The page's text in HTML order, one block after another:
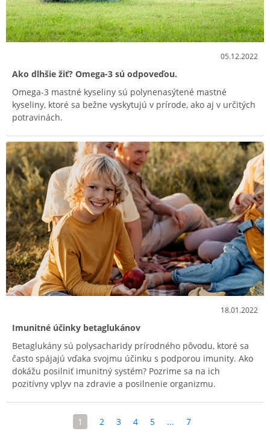
05.12.2022
Ako dlhšie žiť? Omega-3 sú odpoveďou.
Omega-3 mastné kyseliny sú polynenasýtené mastné
kyseliny, ktoré sa bežne vyskytujú v prírode, ako aj v určitých
potravinách.
18.01.2022
Imunitné účinky betaglukánov
Betaglukány sú polysacharidy prírodného pôvodu, ktoré sa
často spájajú vďaka svojmu účinku s podporou imunity. Ako
dokážu posilniť imunitný systém? Pozrime sa na ich
pozitívny vplyv na zdravie a posilnenie organizmu.
1 2 3 4 5 ... 7